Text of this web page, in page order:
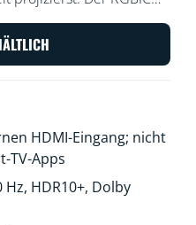
und schnelle
oder Musik. Genieße
die genaue
Streaming Stick
und beleuchte den
HDMI-Eingang; nicht
TV-Apps
HDR10+, Dolby